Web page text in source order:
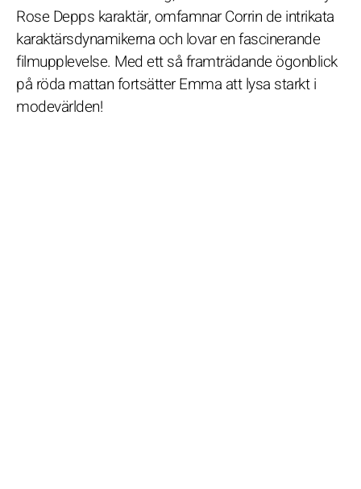
Rose Depps karaktär, omfamnar Corrin de intrikata
karaktärsdynamikerna och lovar en fascinerande
filmupplevelse. Med ett så framträdande ögonblick
på röda mattan fortsätter Emma att lysa starkt i
modevärlden!